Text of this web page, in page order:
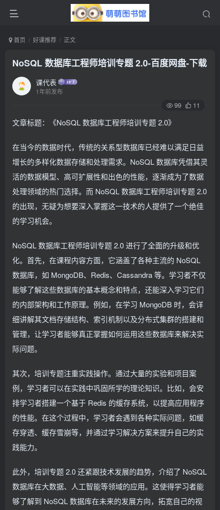
首页 好课推荐 正文
NoSQL 数据库工程师培训专题 2.0-百度网盘-下载
课代表
1年前发布
99 11
文章标题：《NoSQL 数据库工程师培训专题 2.0》
在当今的数据时代，传统的关系型数据库已经难以满足日益
增长的多样化数据存储和处理需求。NoSQL 数据库凭借其灵
活的数据模型、高可扩展性和出色的性能，逐渐成为了数据
处理领域的热门选择。而 NoSQL 数据库工程师培训专题 2.0
的出现，无疑为想要深入掌握这一技术的人提供了一个绝佳
的学习机会。
NoSQL 数据库工程师培训专题 2.0 进行了全面的升级和优
化。首先，在课程内容方面，它涵盖了各种主流的 NoSQL
数据库，如 MongoDB、Redis、Cassandra 等。学习者不仅
能够了解这些数据库的基本概念和特点，还能深入学习它们
的内部架构和工作原理。例如，在学习 MongoDB 时，会详
细讲解其文档存储结构、索引机制以及分布式集群的搭建和
管理，让学习者能够真正掌握如何运用这些数据库来解决实
际问题。
其次，培训专题注重实践操作。通过大量的实验和项目案
例，学习者可以在实践中巩固所学的理论知识。比如，会安
排学习者搭建一个基于 Redis 的缓存系统，以提高应用程序
的性能。在这个过程中，学习者会遇到各种实际问题，如缓
存穿透、缓存雪崩等，并通过学习解决方案来提升自己的实
践能力。
此外，培训专题 2.0 还紧跟技术发展的趋势，介绍了 NoSQL
数据库在大数据、人工智能等领域的应用。这使得学习者能
够了解到 NoSQL 数据库在未来的发展方向，拓宽自己的视